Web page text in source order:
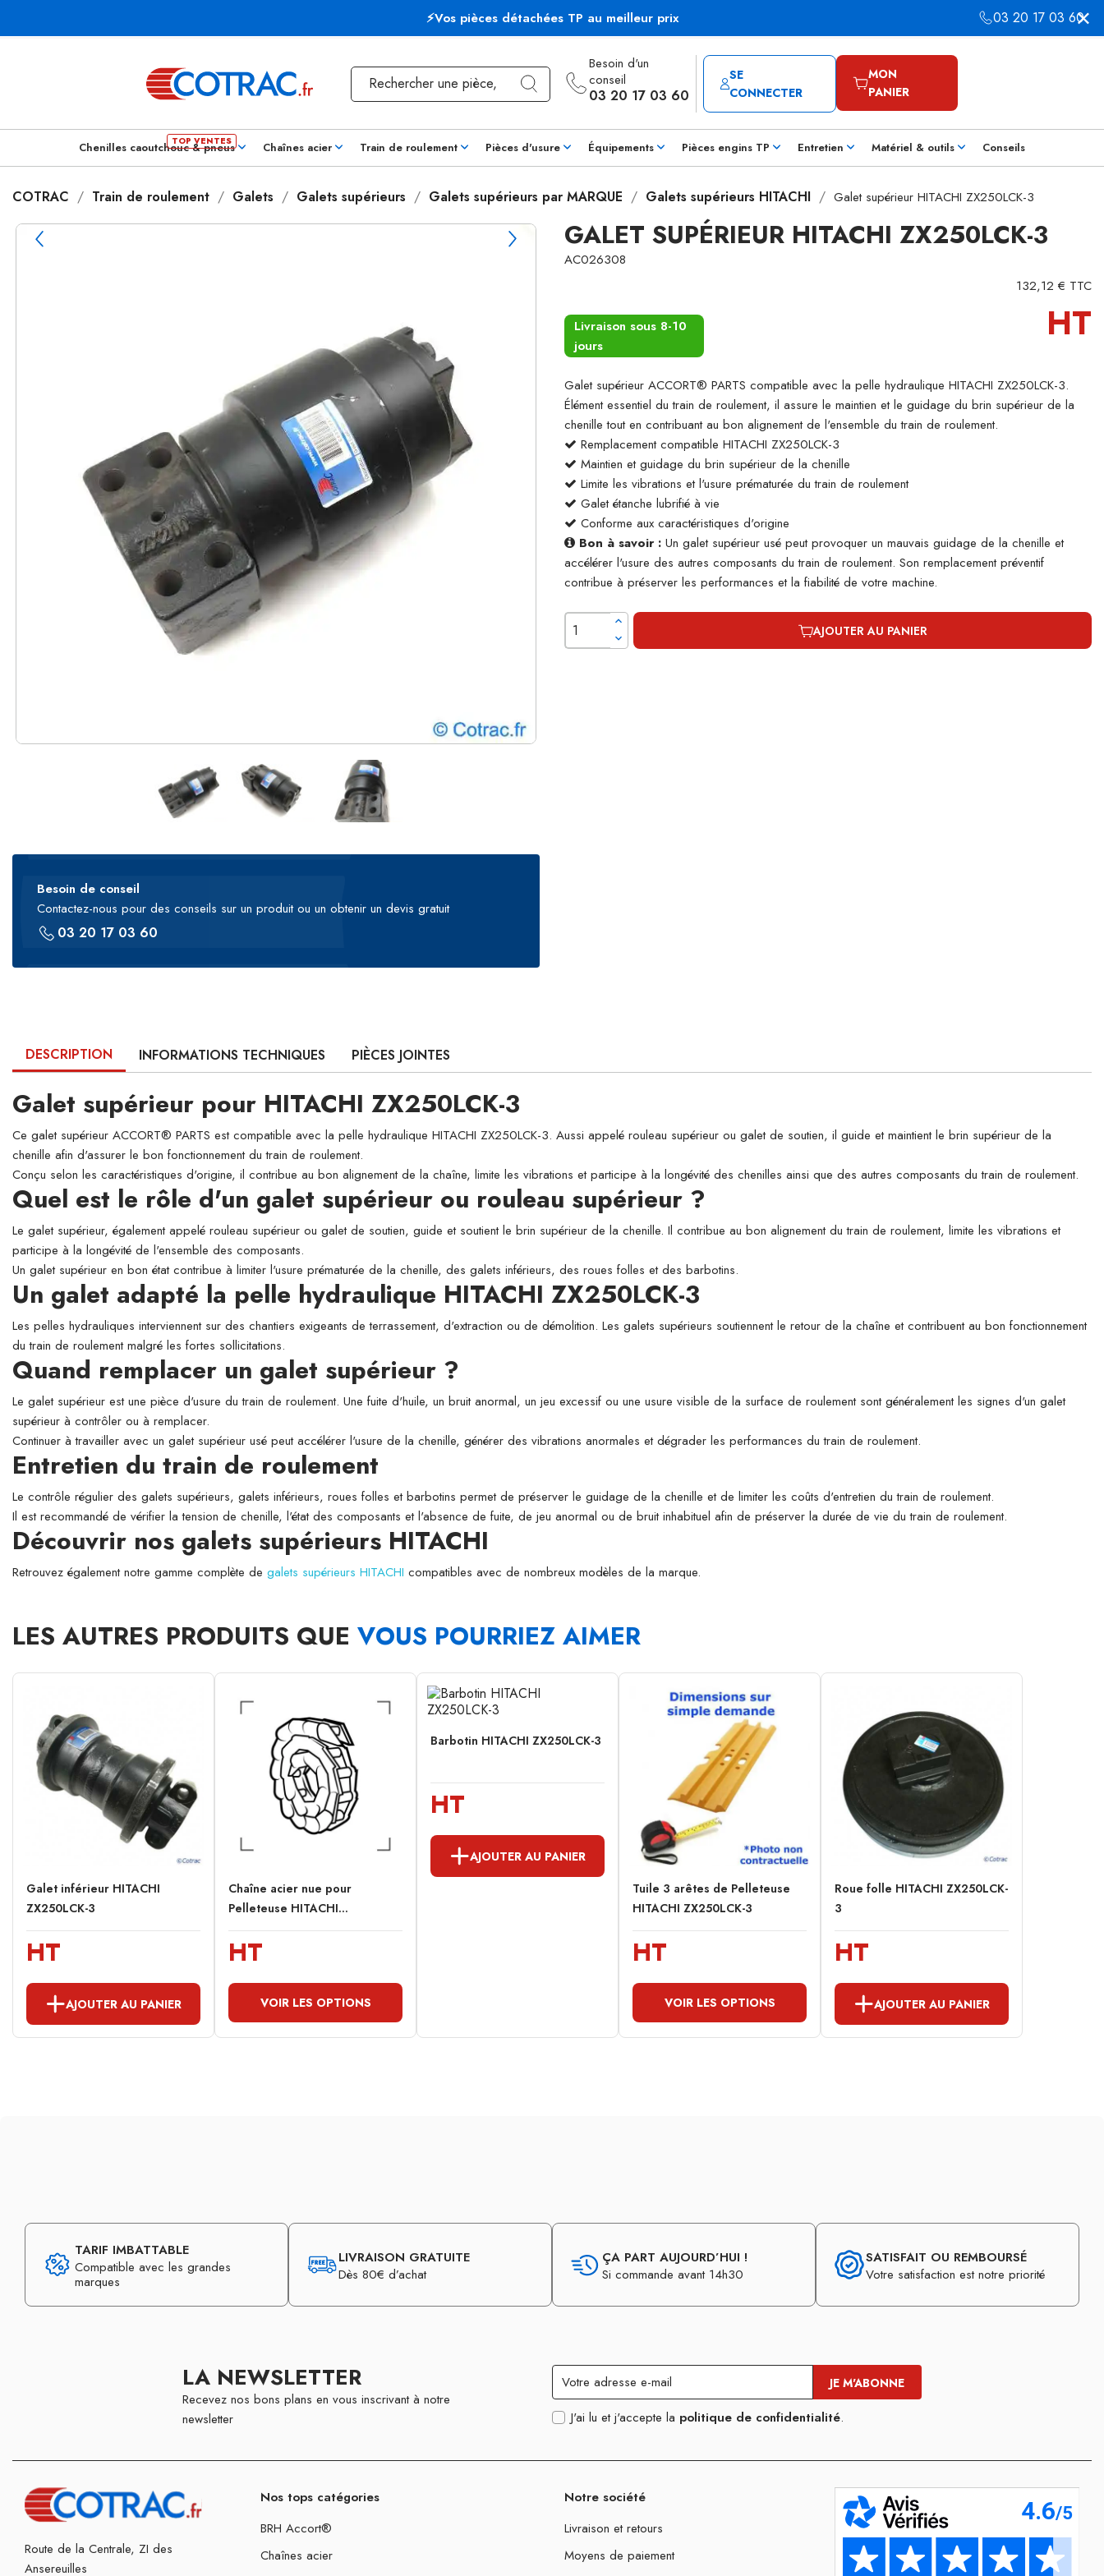
⚡Vos pièces détachées TP au meilleur prix 03 20 17 03 60
Besoin d'un
conseil
03 20 17 03 60
SE
CONNECTER
MON
PANIER
Chenilles caoutchouc & pneus Chaînes acier Train de roulement Pièces d'usure Équipements Pièces engins TP Entretien Matériel & outils Conseils
COTRAC Train de roulement Galets Galets supérieurs Galets supérieurs par MARQUE Galets supérieurs HITACHI Galet supérieur HITACHI ZX250LCK-3
Besoin de conseil
Contactez-nous pour des conseils sur un produit ou un obtenir un devis gratuit
03 20 17 03 60
GALET SUPÉRIEUR HITACHI ZX250LCK-3
AC026308
132,12 € TTC
Livraison sous 8-10
jours
HT
Galet supérieur ACCORT® PARTS compatible avec la pelle hydraulique HITACHI ZX250LCK-3.
Élément essentiel du train de roulement, il assure le maintien et le guidage du brin supérieur de la
chenille tout en contribuant au bon alignement de l'ensemble du train de roulement.
Remplacement compatible HITACHI ZX250LCK-3
Maintien et guidage du brin supérieur de la chenille
Limite les vibrations et l'usure prématurée du train de roulement
Galet étanche lubrifié à vie
Conforme aux caractéristiques d'origine
Bon à savoir : Un galet supérieur usé peut provoquer un mauvais guidage de la chenille et
accélérer l'usure des autres composants du train de roulement. Son remplacement préventif
contribue à préserver les performances et la fiabilité de votre machine.
AJOUTER AU PANIER
DESCRIPTION INFORMATIONS TECHNIQUES PIÈCES JOINTES
Galet supérieur pour HITACHI ZX250LCK-3
Ce galet supérieur ACCORT® PARTS est compatible avec la pelle hydraulique HITACHI ZX250LCK-3. Aussi appelé rouleau supérieur ou galet de soutien, il guide et maintient le brin supérieur de la
chenille afin d'assurer le bon fonctionnement du train de roulement.
Conçu selon les caractéristiques d'origine, il contribue au bon alignement de la chaîne, limite les vibrations et participe à la longévité des chenilles ainsi que des autres composants du train de roulement.
Quel est le rôle d'un galet supérieur ou rouleau supérieur ?
Le galet supérieur, également appelé rouleau supérieur ou galet de soutien, guide et soutient le brin supérieur de la chenille. Il contribue au bon alignement du train de roulement, limite les vibrations et
participe à la longévité de l'ensemble des composants.
Un galet supérieur en bon état contribue à limiter l'usure prématurée de la chenille, des galets inférieurs, des roues folles et des barbotins.
Un galet adapté la pelle hydraulique HITACHI ZX250LCK-3
Les pelles hydrauliques interviennent sur des chantiers exigeants de terrassement, d'extraction ou de démolition. Les galets supérieurs soutiennent le retour de la chaîne et contribuent au bon fonctionnement
du train de roulement malgré les fortes sollicitations.
Quand remplacer un galet supérieur ?
Le galet supérieur est une pièce d'usure du train de roulement. Une fuite d'huile, un bruit anormal, un jeu excessif ou une usure visible de la surface de roulement sont généralement les signes d'un galet
supérieur à contrôler ou à remplacer.
Continuer à travailler avec un galet supérieur usé peut accélérer l'usure de la chenille, générer des vibrations anormales et dégrader les performances du train de roulement.
Entretien du train de roulement
Le contrôle régulier des galets supérieurs, galets inférieurs, roues folles et barbotins permet de préserver le guidage de la chenille et de limiter les coûts d'entretien du train de roulement.
Il est recommandé de vérifier la tension de chenille, l'état des composants et l'absence de fuite, de jeu anormal ou de bruit inhabituel afin de préserver la durée de vie du train de roulement.
Découvrir nos galets supérieurs HITACHI
Retrouvez également notre gamme complète de galets supérieurs HITACHI compatibles avec de nombreux modèles de la marque.
LES AUTRES PRODUITS QUE VOUS POURRIEZ AIMER
Galet inférieur HITACHI
ZX250LCK-3
HT
AJOUTER AU PANIER
Chaîne acier nue pour
Pelleteuse HITACHI...
HT
VOIR LES OPTIONS
Barbotin HITACHI ZX250LCK-3
HT
AJOUTER AU PANIER
Tuile 3 arêtes de Pelleteuse
HITACHI ZX250LCK-3
HT
VOIR LES OPTIONS
Roue folle HITACHI ZX250LCK-
3
HT
AJOUTER AU PANIER
TARIF IMBATTABLE
Compatible avec les grandes
marques
LIVRAISON GRATUITE
Dès 80€ d’achat
ÇA PART AUJOURD’HUI !
Si commande avant 14h30
SATISFAIT OU REMBOURSÉ
Votre satisfaction est notre priorité
LA NEWSLETTER
Recevez nos bons plans en vous inscrivant à notre
newsletter
J'ai lu et j'accepte la politique de confidentialité.
Route de la Centrale, ZI des
Ansereuilles
Nos tops catégories
BRH Accort®
Chaînes acier
Notre société
Livraison et retours
Moyens de paiement